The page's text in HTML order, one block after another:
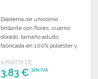
Diadema de unicornio
brillante con flores, cuerno
dorado, tamaño adulto,
fabricada en 100% poliéster y
A PARTIR DE
3,83 €SIN IVA